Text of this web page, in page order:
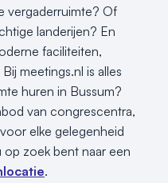
vergaderruimte? Of
landerijen? En
faciliteiten,
meetings.nl is alles
huren in Bussum?
van congrescentra,
elke gelegenheid
zoek bent naar een
.